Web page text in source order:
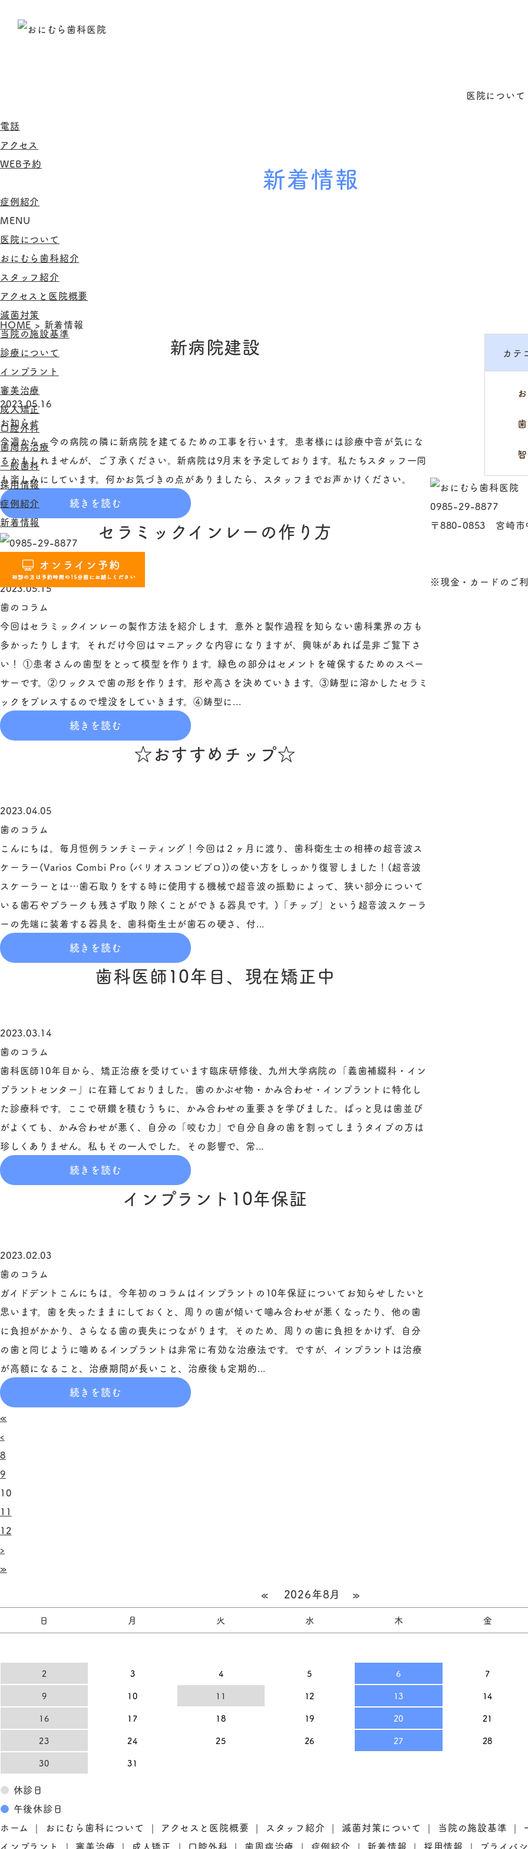
医院について
電話
アクセス
WEB予約
症例紹介
MENU
医院について
おにむら歯科紹介
スタッフ紹介
アクセスと医院概要
滅菌対策
当院の施設基準
診療について
インプラント
審美治療
成人矯正
口腔外科
歯周病治療
一般歯科
採用情報
症例紹介
新着情報
新着情報
HOME > 新着情報
新病院建設
2023.05.16
お知らせ
今週から、今の病院の隣に新病院を建てるための工事を行います。患者様には診療中音が気にな
るかもしれませんが、ご了承ください。新病院は9月末を予定しております。私たちスタッフ一同
も楽しみにしています。何かお気づきの点がありましたら、スタッフまでお声かけください。
続きを読む
セラミックインレーの作り方
2023.05.15
歯のコラム
今回はセラミックインレーの製作方法を紹介します。意外と製作過程を知らない歯科業界の方も
多かったりします。それだけ今回はマニアックな内容になりますが、興味があれば是非ご覧下さ
い！ ①患者さんの歯型をとって模型を作ります。緑色の部分はセメントを確保するためのスペー
サーです。②ワックスで歯の形を作ります。形や高さを決めていきます。③鋳型に溶かしたセラミ
ックをプレスするので埋没をしていきます。④鋳型に...
続きを読む
☆おすすめチップ☆
2023.04.05
歯のコラム
こんにちは。毎月恒例ランチミーティング！今回は２ヶ月に渡り、歯科衛生士の相棒の超音波ス
ケーラー(Varios Combi Pro (バリオスコンビプロ))の使い方をしっかり復習しました！(超音波
スケーラーとは…歯石取りをする時に使用する機械で超音波の振動によって、狭い部分について
いる歯石やプラークも残さず取り除くことができる器具です。)「チップ」という超音波スケーラ
ーの先端に装着する器具を、歯科衛生士が歯石の硬さ、付...
続きを読む
歯科医師10年目、現在矯正中
2023.03.14
歯のコラム
歯科医師10年目から、矯正治療を受けています臨床研修後、九州大学病院の「義歯補綴科・イン
プラントセンター」に在籍しておりました。歯のかぶせ物・かみ合わせ・インプラントに特化し
た診療科です。ここで研鑽を積むうちに、かみ合わせの重要さを学びました。ぱっと見は歯並び
がよくても、かみ合わせが悪く、自分の「咬む力」で自分自身の歯を割ってしまうタイプの方は
珍しくありません。私もその一人でした。その影響で、常...
続きを読む
インプラント10年保証
2023.02.03
歯のコラム
ガイドデントこんにちは。今年初のコラムはインプラントの10年保証についてお知らせしたいと
思います。歯を失ったままにしておくと、周りの歯が傾いて噛み合わせが悪くなったり、他の歯
に負担がかかり、さらなる歯の喪失につながります。そのため、周りの歯に負担をかけず、自分
の歯と同じように噛めるインプラントは非常に有効な治療法です。ですが、インプラントは治療
が高額になること、治療期間が長いこと、治療後も定期的...
続きを読む
«
‹
8
9
10
11
12
›
»
カテ
0985-29-8877
〒880-0853 宮崎市
※現金・カードのご利
« 2026年8月 »
日 月 火 水 木 金
2
3 4 5 6 7
9
10 11 12 13 14
16
17 18 19 20 21
23
24 25 26 27 28
30
31
● 休診日
● 午後休診日
ホーム
おにむら歯科について アクセスと医院概要 スタッフ紹介 滅菌対策について 当院の施設基準
インプラント
審美治療 成人矯正 口腔外科 歯周病治療 症例紹介 新着情報 採用情報 プライバ